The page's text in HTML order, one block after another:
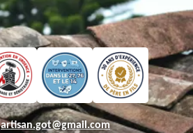
artisan.got@gmail.com